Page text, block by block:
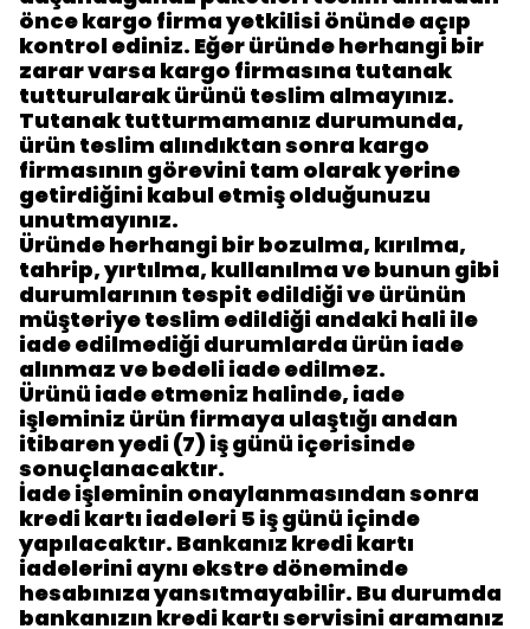
önce kargo firma yetkilisi önünde açıp
kontrol ediniz. Eğer üründe herhangi bir
zarar varsa kargo firmasına tutanak
tutturularak ürünü teslim almayınız.
Tutanak tutturmamanız durumunda,
ürün teslim alındıktan sonra kargo
firmasının görevini tam olarak yerine
getirdiğini kabul etmiş olduğunuzu
unutmayınız.
Üründe herhangi bir bozulma, kırılma,
tahrip, yırtılma, kullanılma ve bunun gibi
durumlarının tespit edildiği ve ürünün
müşteriye teslim edildiği andaki hali ile
iade edilmediği durumlarda ürün iade
alınmaz ve bedeli iade edilmez.
Ürünü iade etmeniz halinde, iade
işleminiz ürün firmaya ulaştığı andan
itibaren yedi (7) iş günü içerisinde
sonuçlanacaktır.
İade işleminin onaylanmasından sonra
kredi kartı iadeleri 5 iş günü içinde
yapılacaktır. Bankanız kredi kartı
iadelerini aynı ekstre döneminde
hesabınıza yansıtmayabilir. Bu durumda
bankanızın kredi kartı servisini aramanız